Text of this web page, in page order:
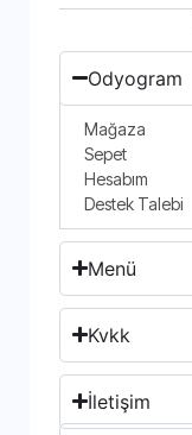
Odyogram
Mağaza
Sepet
Hesabım
Destek Talebi
Menü
Kvkk
İletişim